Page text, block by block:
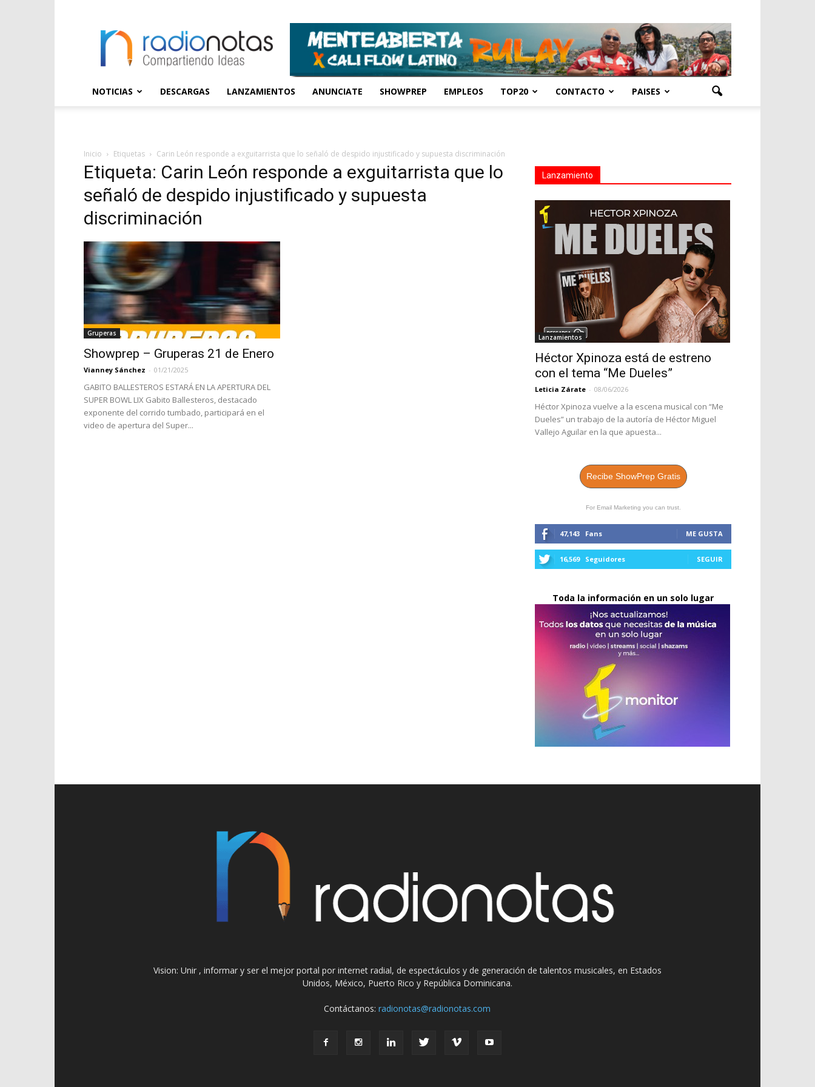
NOTICIAS DESCARGAS LANZAMIENTOS ANUNCIATE SHOWPREP EMPLEOS TOP20 CONTACTO PAISES
Inicio Etiquetas Carin León responde a exguitarrista que lo señaló de despido injustificado y supuesta discriminación
Etiqueta: Carin León responde a exguitarrista que lo
señaló de despido injustificado y supuesta
discriminación
Gruperas
Showprep – Gruperas 21 de Enero
Vianney Sánchez - 01/21/2025
GABITO BALLESTEROS ESTARÁ EN LA APERTURA DEL
SUPER BOWL LIX Gabito Ballesteros, destacado
exponente del corrido tumbado, participará en el
video de apertura del Super...
Lanzamiento
Lanzamientos
Héctor Xpinoza está de estreno
con el tema “Me Dueles”
Leticia Zárate - 08/06/2026
Héctor Xpinoza vuelve a la escena musical con “Me
Dueles” un trabajo de la autoría de Héctor Miguel
Vallejo Aguilar en la que apuesta...
Recibe ShowPrep Gratis
For Email Marketing you can trust.
47,143 Fans ME GUSTA
16,569 Seguidores SEGUIR
Toda la información en un solo lugar
Vision: Unir , informar y ser el mejor portal por internet radial, de espectáculos y de generación de talentos musicales, en Estados
Unidos, México, Puerto Rico y República Dominicana.
Contáctanos:radionotas@radionotas.com